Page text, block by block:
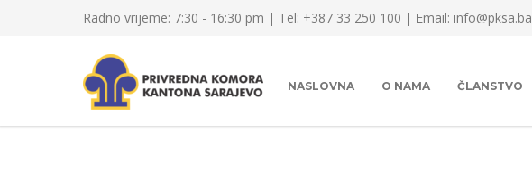
Radno vrijeme: 7:30 - 16:30 pm | Tel: +387 33 250 100 | Email: info@pksa.ba
NASLOVNA O NAMA ČLANSTVO